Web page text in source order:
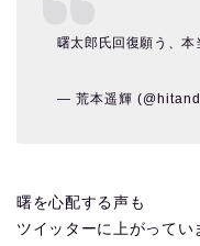
曙太郎氏回復願う、本
— 荒本遥輝
曙を心配する声も
ツイッターに上がってい